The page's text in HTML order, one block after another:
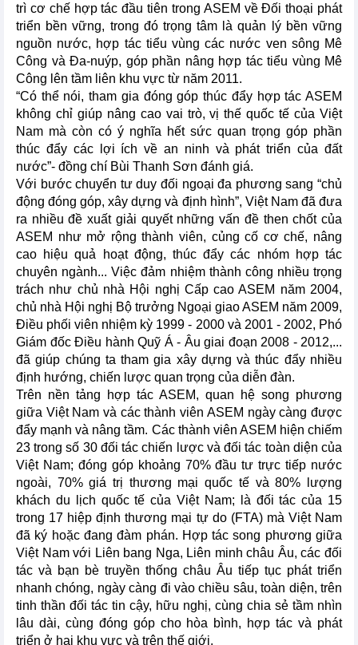
trì cơ chế hợp tác đầu tiên trong ASEM về Đối thoại phát
triển bền vững, trong đó trọng tâm là quản lý bền vững
nguồn nước, hợp tác tiểu vùng các nước ven sông Mê
Công và Đa-nuýp, góp phần nâng hợp tác tiểu vùng Mê
Công lên tầm liên khu vực từ năm 2011.
“Có thể nói, tham gia đóng góp thúc đẩy hợp tác ASEM
không chỉ giúp nâng cao vai trò, vị thế quốc tế của Việt
Nam mà còn có ý nghĩa hết sức quan trọng góp phần
thúc đẩy các lợi ích về an ninh và phát triển của đất
nước”- đồng chí Bùi Thanh Sơn đánh giá.
Với bước chuyển tư duy đối ngoại đa phương sang “chủ
động đóng góp, xây dựng và định hình”, Việt Nam đã đưa
ra nhiều đề xuất giải quyết những vấn đề then chốt của
ASEM như mở rộng thành viên, củng cố cơ chế, nâng
cao hiệu quả hoạt động, thúc đẩy các nhóm hợp tác
chuyên ngành... Việc đảm nhiệm thành công nhiều trọng
trách như chủ nhà Hội nghị Cấp cao ASEM năm 2004,
chủ nhà Hội nghị Bộ trưởng Ngoại giao ASEM năm 2009,
Điều phối viên nhiệm kỳ 1999 - 2000 và 2001 - 2002, Phó
Giám đốc Điều hành Quỹ Á - Âu giai đoạn 2008 - 2012,...
đã giúp chúng ta tham gia xây dựng và thúc đẩy nhiều
định hướng, chiến lược quan trọng của diễn đàn.
Trên nền tảng hợp tác ASEM, quan hệ song phương
giữa Việt Nam và các thành viên ASEM ngày càng được
đẩy mạnh và nâng tầm. Các thành viên ASEM hiện chiếm
23 trong số 30 đối tác chiến lược và đối tác toàn diện của
Việt Nam; đóng góp khoảng 70% đầu tư trực tiếp nước
ngoài, 70% giá trị thương mại quốc tế và 80% lượng
khách du lịch quốc tế của Việt Nam; là đối tác của 15
trong 17 hiệp định thương mại tự do (FTA) mà Việt Nam
đã ký hoặc đang đàm phán. Hợp tác song phương giữa
Việt Nam với Liên bang Nga, Liên minh châu Âu, các đối
tác và bạn bè truyền thống châu Âu tiếp tục phát triển
nhanh chóng, ngày càng đi vào chiều sâu, toàn diện, trên
tinh thần đối tác tin cậy, hữu nghị, cùng chia sẻ tầm nhìn
lâu dài, cùng đóng góp cho hòa bình, hợp tác và phát
triển ở hai khu vực và trên thế giới.